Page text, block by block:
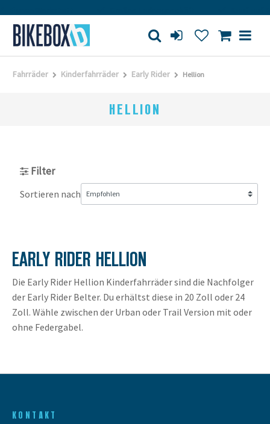
Fahrräder Kinderfahrräder Early Rider Hellion
HELLION
Filter
Sortieren nach
EARLY RIDER HELLION
Die Early Rider Hellion Kinderfahrräder sind die Nachfolger
der Early Rider Belter. Du erhältst diese in 20 Zoll oder 24
Zoll. Wähle zwischen der Urban oder Trail Version mit oder
ohne Federgabel.
KONTAKT